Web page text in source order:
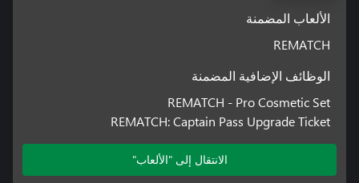
الألعاب المضمنة
REMATCH
الوظائف الإضافية المضمنة
REMATCH - Pro Cosmetic Set
REMATCH: Captain Pass Upgrade Ticket
الانتقال إلى "الألعاب"